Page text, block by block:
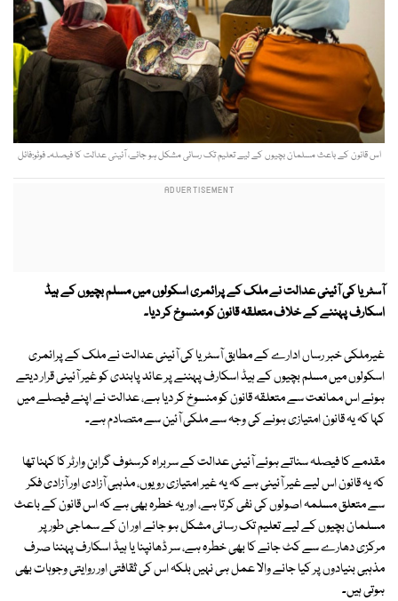
اس قانون کے باعث مسلمان بچیوں کے لیے تعلیم تک رسائی مشکل ہو جائے، آئینی عدالت کا فیصلہ۔ فوٹو:فائل
آسٹریا کی آئینی عدالت نے ملک کے پرائمری اسکولوں میں مسلم بچیوں کے ہیڈ
اسکارف پہننے کے خلاف متعلقہ قانون کو منسوخ کر دیا۔
غیرملکی خبر رساں ادارے کے مطابق آسٹریا کی آئینی عدالت نے ملک کے پرائمری
اسکولوں میں مسلم بچیوں کے ہیڈ اسکارف پہننے پر عائد پابندی کو غیر آئینی قرار دیتے
ہوئے اس ممانعت سے متعلقہ قانون کو منسوخ کر دیا ہے، عدالت نے اپنے فیصلے میں
کہا کہ یہ قانون امتیازی ہونے کی وجہ سے ملکی آئین سے متصادم ہے۔
مقدمے کا فیصلہ سناتے ہوئے آئینی عدالت کے سربراہ کرسٹوف گرابن وارٹر کا کہنا تھا
کہ یہ قانون اس لیے غیر آئینی ہے کہ یہ غیر امتیازی رویوں، مذہبی آزادی اور آزادی فکر
سے متعلق مسلمہ اصولوں کی نفی کرتا ہے، اور یہ خطرہ بھی ہے کہ اس قانون کے باعث
مسلمان بچیوں کے لیے تعلیم تک رسائی مشکل ہو جائے اور ان کے سماجی طور پر
مرکزی دھارے سے کٹ جانے کا بھی خطرہ ہے، سر ڈھانپنا یا ہیڈ اسکارف پہننا صرف
مذہبی بنیادوں پر کیا جانے والا عمل ہی نہیں بلکہ اس کی ثقافتی اور روایتی وجوہات بھی
ہوتی ہیں۔